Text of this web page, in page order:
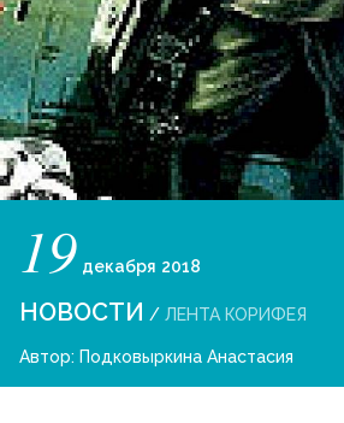
19 декабря 2018
НОВОСТИ / ЛЕНТА КОРИФЕЯ
Автор: Подковыркина Анастасия